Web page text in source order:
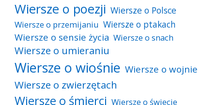
Wiersze o poezji Wiersze o Polsce
Wiersze o przemijaniu Wiersze o ptakach
Wiersze o sensie życia Wiersze o snach
Wiersze o umieraniu
Wiersze o wiośnie Wiersze o wojnie
Wiersze o zwierzętach
Wiersze o śmierci Wiersze o świecie